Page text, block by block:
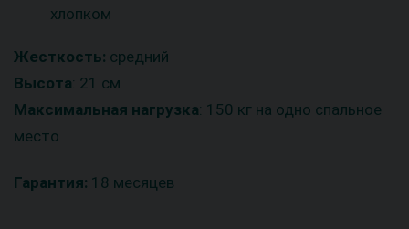
хлопком
Жесткость: средний
Высота: 21 см
Максимальная нагрузка: 150 кг на одно спальное
место
Гарантия: 18 месяцев